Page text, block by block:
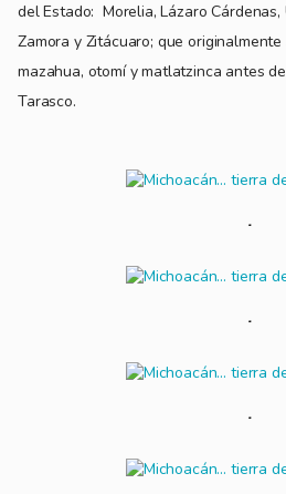
del Estado: Morelia, Lázaro Cárdenas,
Zamora y Zitácuaro; que
mazahua, otomí y matlatzinca antes
Tarasco.